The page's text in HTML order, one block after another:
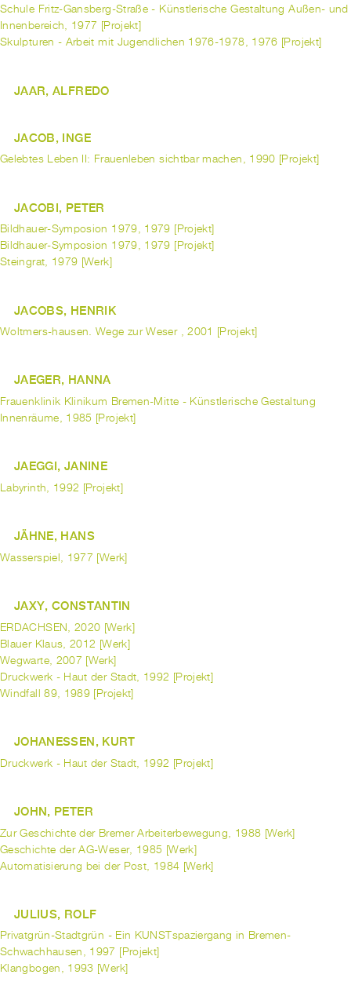
Schule Fritz-Gansberg-Straße - Künstlerische Gestaltung Außen- und
Innenbereich, 1977 [Projekt]
Skulpturen - Arbeit mit Jugendlichen 1976-1978, 1976 [Projekt]
JAAR, ALFREDO
JACOB, INGE
Gelebtes Leben II: Frauenleben sichtbar machen, 1990 [Projekt]
JACOBI, PETER
Bildhauer-Symposion 1979, 1979 [Projekt]
Bildhauer-Symposion 1979, 1979 [Projekt]
Steingrat, 1979 [Werk]
JACOBS, HENRIK
Woltmers-hausen. Wege zur Weser , 2001 [Projekt]
JAEGER, HANNA
Frauenklinik Klinikum Bremen-Mitte - Künstlerische Gestaltung
Innenräume, 1985 [Projekt]
JAEGGI, JANINE
Labyrinth, 1992 [Projekt]
JÄHNE, HANS
Wasserspiel, 1977 [Werk]
JAXY, CONSTANTIN
ERDACHSEN, 2020 [Werk]
Blauer Klaus, 2012 [Werk]
Wegwarte, 2007 [Werk]
Druckwerk - Haut der Stadt, 1992 [Projekt]
Windfall 89, 1989 [Projekt]
JOHANESSEN, KURT
Druckwerk - Haut der Stadt, 1992 [Projekt]
JOHN, PETER
Zur Geschichte der Bremer Arbeiterbewegung, 1988 [Werk]
Geschichte der AG-Weser, 1985 [Werk]
Automatisierung bei der Post, 1984 [Werk]
JULIUS, ROLF
Privatgrün-Stadtgrün - Ein KUNSTspaziergang in Bremen-
Schwachhausen, 1997 [Projekt]
Klangbogen, 1993 [Werk]